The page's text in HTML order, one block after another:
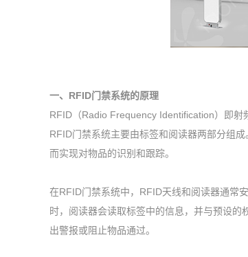
一、RFID门禁系统的原理
RFID（Radio Frequency Identification）即射
RFID门禁系统主要由标签和阅读器两部分组
而实现对物品的识别和跟踪。
在RFID门禁系统中，RFID天线和阅读器通常
时，阅读器会读取标签中的信息，并与预设
出警报或阻止物品通过。